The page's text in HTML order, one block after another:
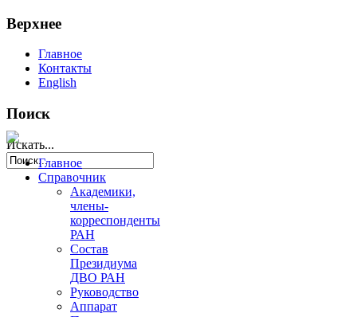
Верхнее
Главное
Контакты
English
Поиск
Искать...
Главное
Справочник
Академики,
члены-
корреспонденты
РАН
Состав
Президиума
ДВО РАН
Руководство
Аппарат